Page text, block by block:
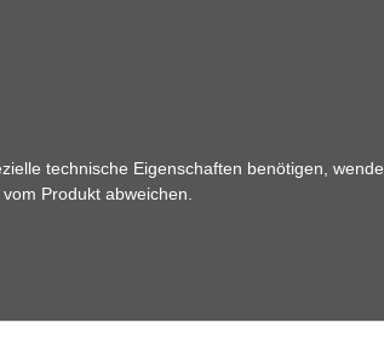
technische Eigenschaften benötigen,
Produkt abweichen.